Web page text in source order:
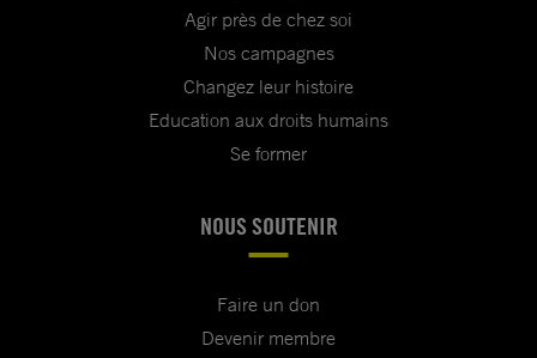
Agir près de chez soi
Nos campagnes
Changez leur histoire
Education aux droits humains
Se former
NOUS SOUTENIR
Faire un don
Devenir membre